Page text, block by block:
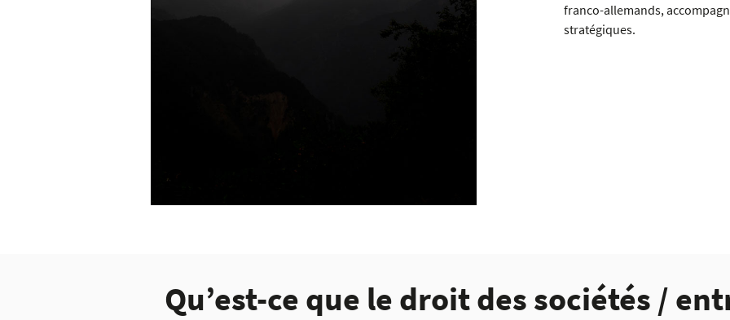
franco-allemands,
stratégiques.
Qu’est-ce que le droit des sociétés /